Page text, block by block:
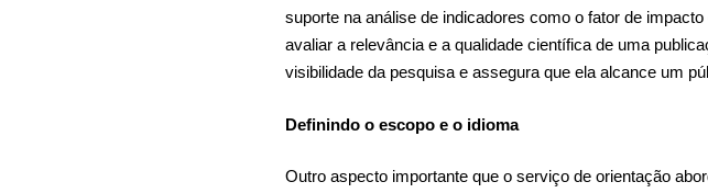
suporte na análise de indicadores como o fator de
avaliar a relevância e a qualidade científica de uma
visibilidade da pesquisa e assegura que ela alcance um
Definindo o escopo e o idioma
Outro aspecto importante que o serviço de orientação